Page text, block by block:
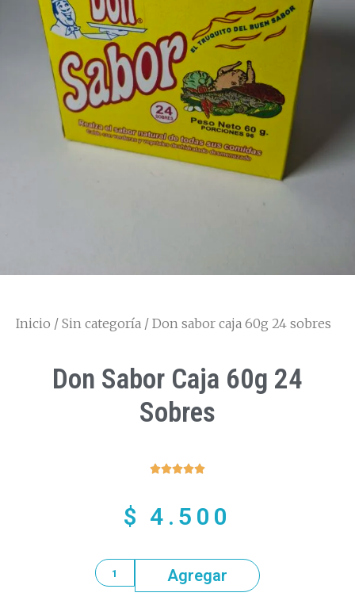
Inicio / Sin categoría / Don sabor caja 60g 24 sobres
Don Sabor Caja 60g 24
Sobres

$ 4.500
Agregar